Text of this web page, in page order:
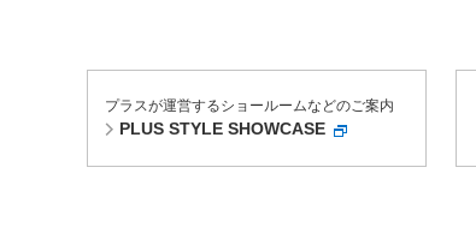
プラスが運営するショールームなどのご案内
PLUS STYLE SHOWCASE